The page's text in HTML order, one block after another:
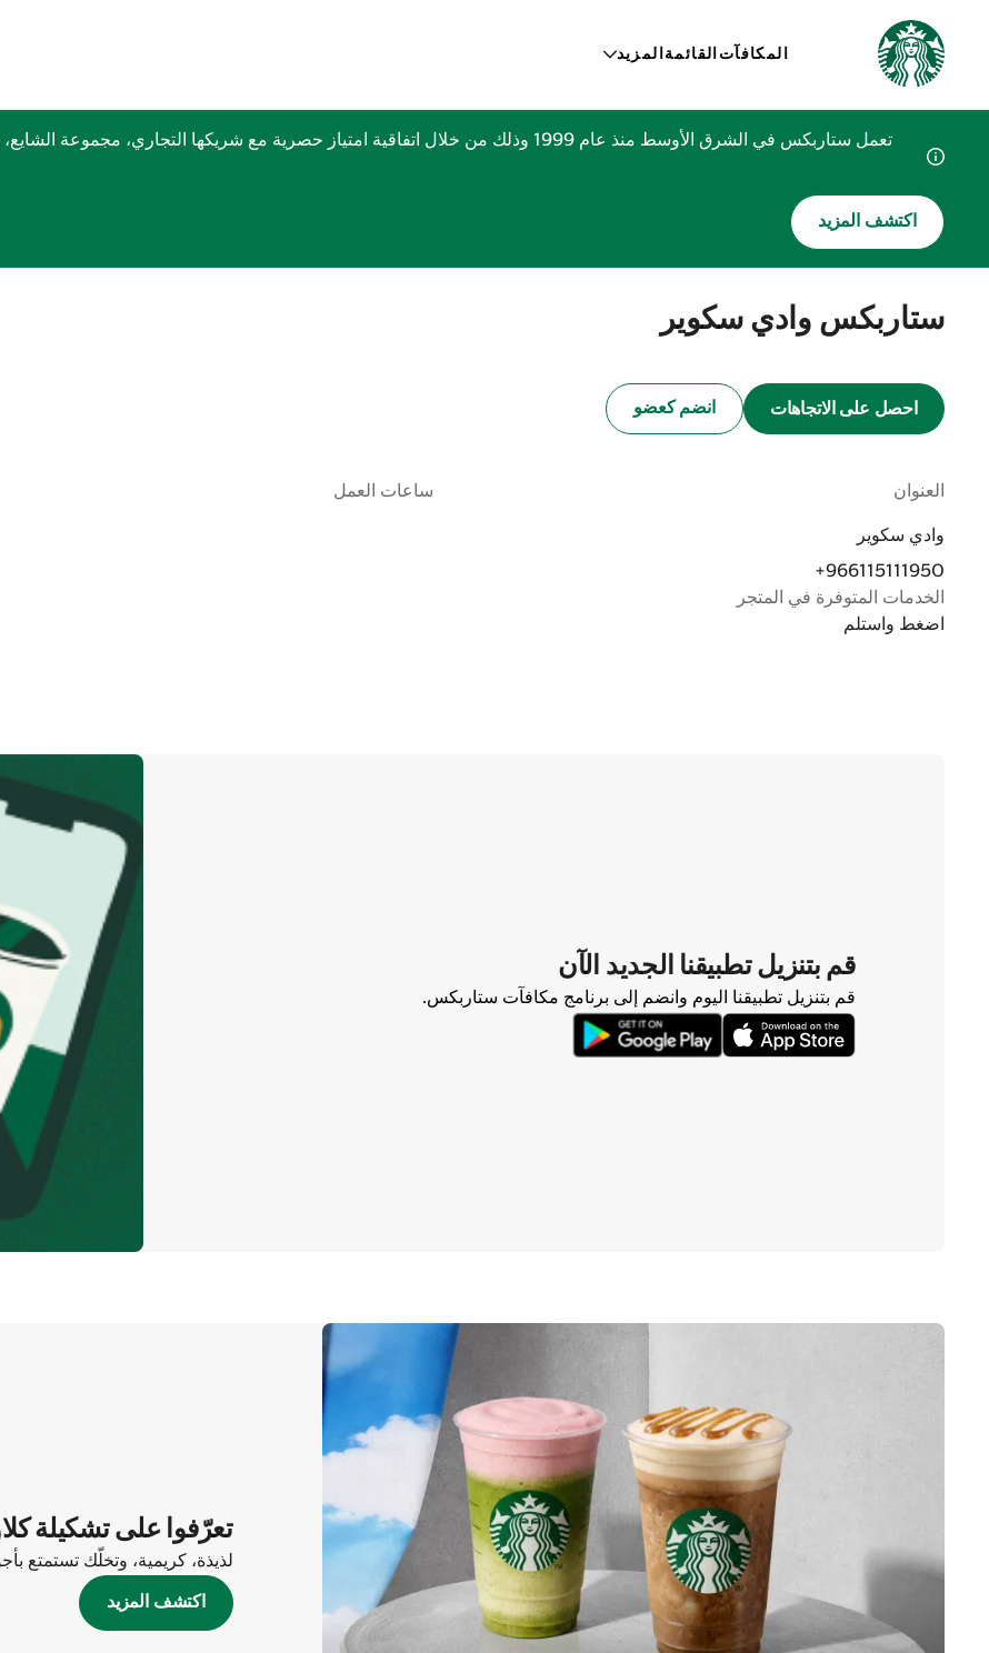
المكافآت القائمة المزيد
تعمل ستاربكس في الشرق الأوسط منذ عام 1999 وذلك من خلال اتفاقية امتياز حصرية مع شريكها
اكتشف المزيد
ستاربكس وادي سكوير
احصل على الاتجاهات انضم كعضو
العنوان
وادي سكوير
+966115111950
الخدمات المتوفرة في المتجر
اضغط واستلم
ساعات العمل
قم بتنزيل تطبيقنا الجديد الآن
قم بتنزيل تطبيقنا اليوم وانضم إلى برنامج مكافآت ستاربكس.
تعرّفوا على تشكيلة
لذيذة، كريمية، وتخلّك تستمتع
اكتشف المزيد